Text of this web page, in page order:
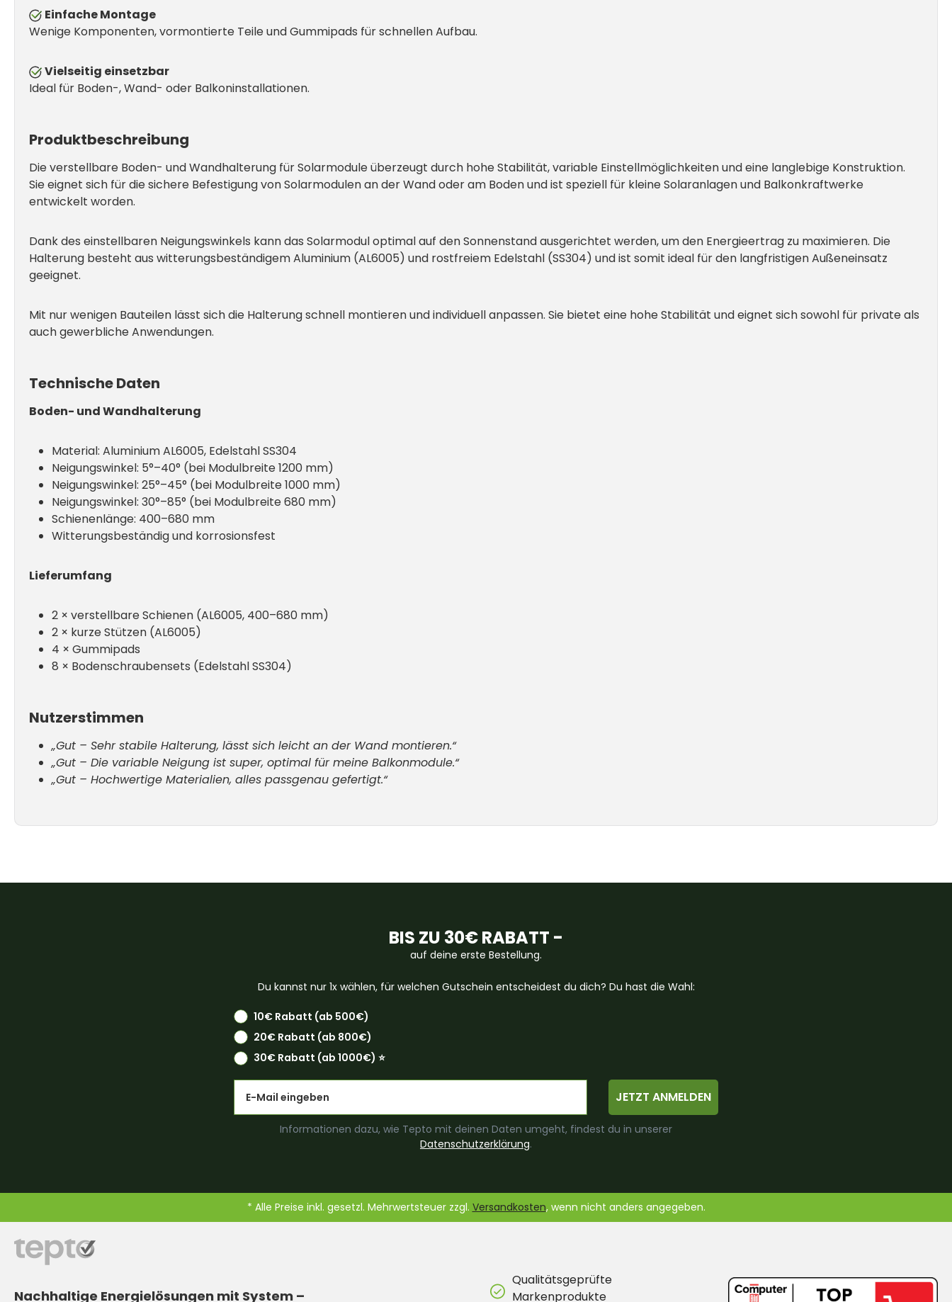
Einfache Montage
Wenige Komponenten, vormontierte Teile und Gummipads für schnellen Aufbau.
Vielseitig einsetzbar
Ideal für Boden-, Wand- oder Balkoninstallationen.
Produktbeschreibung
Die verstellbare Boden- und Wandhalterung für Solarmodule überzeugt durch hohe Stabilität, variable Einstellmöglichkeiten und eine langlebige Konstruktion.
Sie eignet sich für die sichere Befestigung von Solarmodulen an der Wand oder am Boden und ist speziell für kleine Solaranlagen und Balkonkraftwerke
entwickelt worden.
Dank des einstellbaren Neigungswinkels kann das Solarmodul optimal auf den Sonnenstand ausgerichtet werden, um den Energieertrag zu maximieren. Die
Halterung besteht aus witterungsbeständigem Aluminium (AL6005) und rostfreiem Edelstahl (SS304) und ist somit ideal für den langfristigen Außeneinsatz
geeignet.
Mit nur wenigen Bauteilen lässt sich die Halterung schnell montieren und individuell anpassen. Sie bietet eine hohe Stabilität und eignet sich sowohl für private als
auch gewerbliche Anwendungen.
Technische Daten
Boden- und Wandhalterung
Material: Aluminium AL6005, Edelstahl SS304
Neigungswinkel: 5°–40° (bei Modulbreite 1200 mm)
Neigungswinkel: 25°–45° (bei Modulbreite 1000 mm)
Neigungswinkel: 30°–85° (bei Modulbreite 680 mm)
Schienenlänge: 400–680 mm
Witterungsbeständig und korrosionsfest
Lieferumfang
2 × verstellbare Schienen (AL6005, 400–680 mm)
2 × kurze Stützen (AL6005)
4 × Gummipads
8 × Bodenschraubensets (Edelstahl SS304)
Nutzerstimmen
„Gut – Sehr stabile Halterung, lässt sich leicht an der Wand montieren.“
„Gut – Die variable Neigung ist super, optimal für meine Balkonmodule.“
„Gut – Hochwertige Materialien, alles passgenau gefertigt.“
BIS ZU 30€ RABATT -
auf deine erste Bestellung.
Du kannst nur 1x wählen, für welchen Gutschein entscheidest du dich? Du hast die Wahl:
10€ Rabatt (ab 500€)
20€ Rabatt (ab 800€)
30€ Rabatt (ab 1000€) ⭐️
JETZT ANMELDEN
Informationen dazu, wie Tepto mit deinen Daten umgeht, findest du in unserer
Datenschutzerklärung.
* Alle Preise inkl. gesetzl. Mehrwertsteuer zzgl. Versandkosten, wenn nicht anders angegeben.
Nachhaltige Energielösungen mit System –
Qualitätsgeprüfte
Markenprodukte